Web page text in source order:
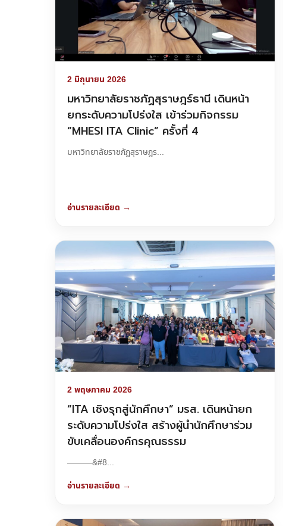
2 มิถุนายน 2026
มหาวิทยาลัยราชภัฏสุราษฎร์ธานี เดินหน้า
ยกระดับความโปร่งใส เข้าร่วมกิจกรรม
“MHESI ITA Clinic” ครั้งที่ 4
มหาวิทยาลัยราชภัฏสุราษฎร...
อ่านรายละเอียด →
2 พฤษภาคม 2026
“ITA เชิงรุกสู่นักศึกษา” มรส. เดินหน้ายก
ระดับความโปร่งใส สร้างผู้นำนักศึกษาร่วม
ขับเคลื่อนองค์กรคุณธรรม
———&#8...
อ่านรายละเอียด →